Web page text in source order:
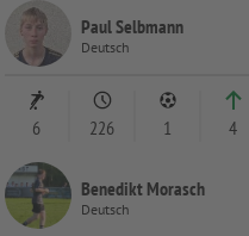
Paul Selbmann
Deutsch
6 226 1 4
Benedikt Morasch
Deutsch